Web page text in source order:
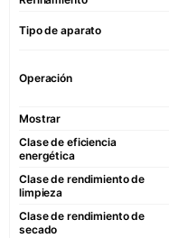
Tipo de aparato
Operación
Mostrar
Clase de eficiencia
energética
Clase de rendimiento de
limpieza
Clase de rendimiento de
secado